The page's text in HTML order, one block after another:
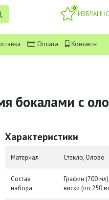
0
Оплата Контакты
бокалами с
Характеристики
Материал Стекло, Олово
Состав
набора
Графин (700
виски (по 250